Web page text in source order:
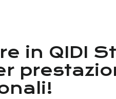
in QIDI